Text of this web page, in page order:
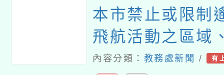
本市禁止或限制
飛航活動之區域
他管理事項公告
內容分類： 教務處新聞 / 有